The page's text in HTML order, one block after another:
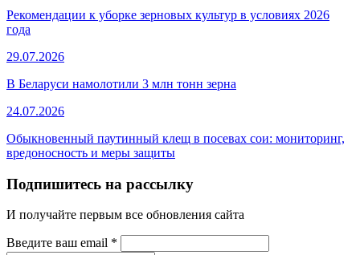
Рекомендации к уборке зерновых культур в условиях 2026
года
29.07.2026
В Беларуси намолотили 3 млн тонн зерна
24.07.2026
Обыкновенный паутинный клещ в посевах сои: мониторинг,
вредоносность и меры защиты
Подпишитесь на рассылку
И получайте первым все обновления сайта
Введите ваш email *